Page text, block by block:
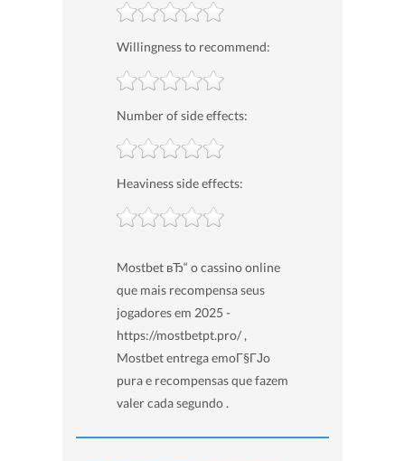
Willingness to recommend:
Number of side effects:
Heaviness side effects:
Mostbet вЂ“ o cassino online
que mais recompensa seus
jogadores em 2025 -
https://mostbetpt.pro/ ,
Mostbet entrega emoГ§ГЈo
pura e recompensas que fazem
valer cada segundo .